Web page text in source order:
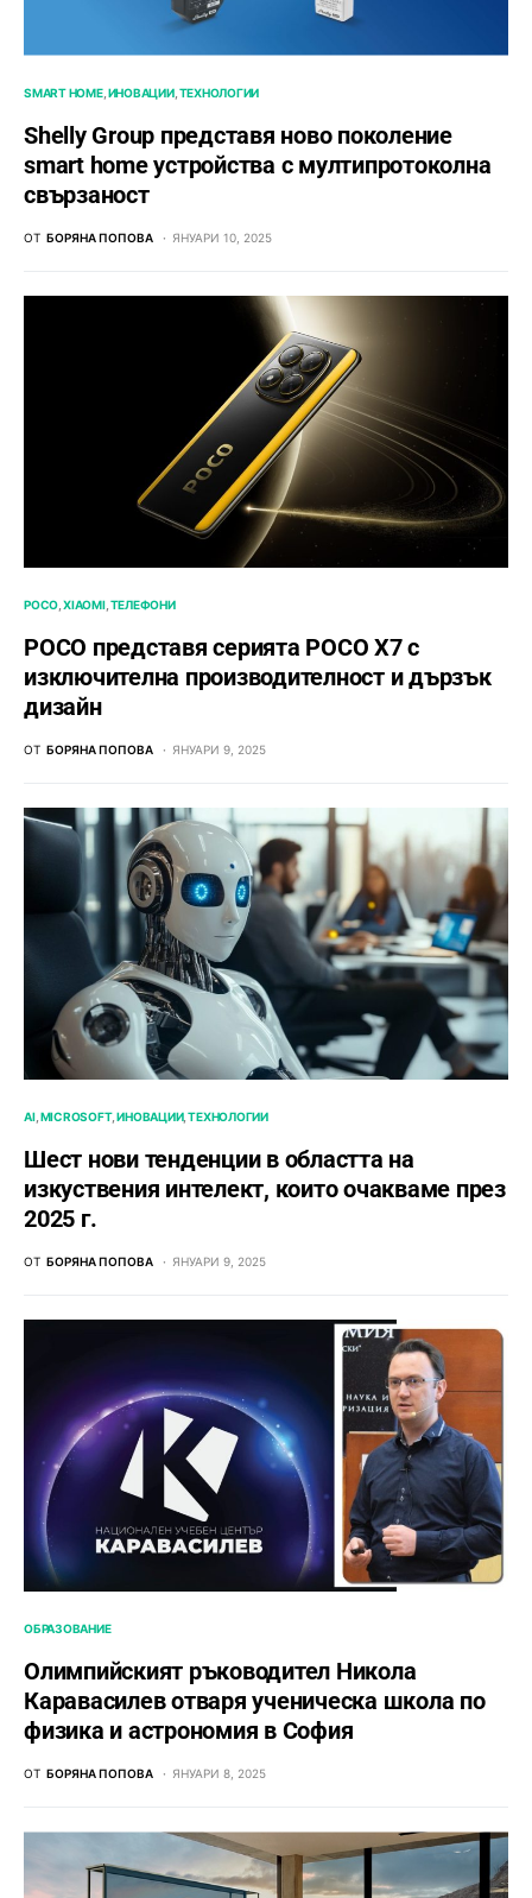
SMART HOME ИНОВАЦИИ ТЕХНОЛОГИИ
Shelly Group представя ново поколение
smart home устройства с мултипротоколна
свързаност
ОТ БОРЯНА ПОПОВА ЯНУАРИ 10, 2025
POCO XIAOMI ТЕЛЕФОНИ
POCO представя серията POCO X7 с
изключителна производителност и дързък
дизайн
ОТ БОРЯНА ПОПОВА ЯНУАРИ 9, 2025
AI MICROSOFT ИНОВАЦИИ ТЕХНОЛОГИИ
Шест нови тенденции в областта на
изкуствения интелект, които очакваме през
2025 г.
ОТ БОРЯНА ПОПОВА ЯНУАРИ 9, 2025
ОБРАЗОВАНИЕ
Олимпийският ръководител Никола
Каравасилев отваря ученическа школа по
физика и астрономия в София
ОТ БОРЯНА ПОПОВА ЯНУАРИ 8, 2025